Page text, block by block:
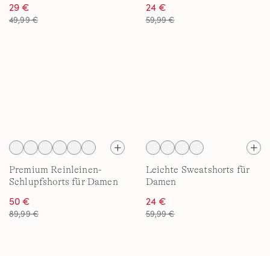
29 €
49,99 €
24 €
59,99 €
Premium Reinleinen-
Schlupfshorts für Damen
50 €
89,99 €
Leichte Sweatshorts für
Damen
24 €
59,99 €